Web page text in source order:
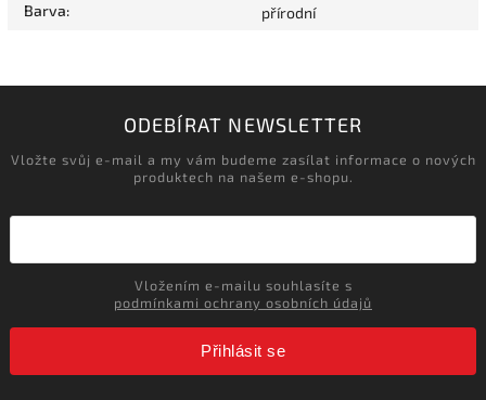
Barva: přírodní
ODEBÍRAT NEWSLETTER
Vložte svůj e-mail a my vám budeme zasílat informace o nových
produktech na našem e-shopu.
podmínkami ochrany osobních údajů
Přihlásit se